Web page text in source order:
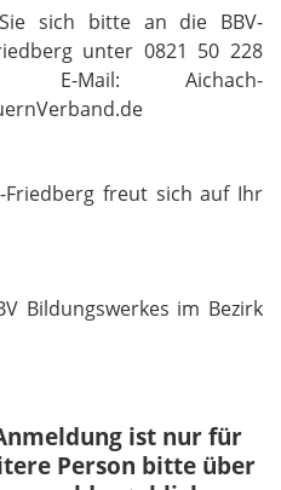
sich bitte an die BBV-
unter 0821 50 228
Mail: Aichach-
Friedberg freut sich auf Ihr
Bildungswerkes im Bezirk
ist nur für
Person bitte über